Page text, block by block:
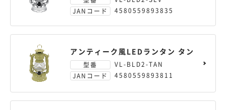
JANコード
4580559893835
アンティーク風LEDランタン タン
型番
VL-BLD2-TAN
JANコード
4580559893811